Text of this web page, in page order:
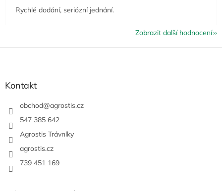
Rychlé dodání, seriózní jednání.
Zobrazit další hodnocení
Kontakt
obchod@agrostis.cz
547 385 642
Agrostis Trávníky
agrostis.cz
739 451 169